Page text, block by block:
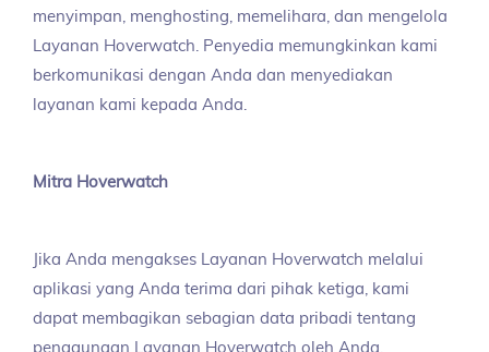
menyimpan, menghosting, memelihara, dan mengelola
Layanan Hoverwatch. Penyedia memungkinkan kami
berkomunikasi dengan Anda dan menyediakan
layanan kami kepada Anda.
Mitra Hoverwatch
Jika Anda mengakses Layanan Hoverwatch melalui
aplikasi yang Anda terima dari pihak ketiga, kami
dapat membagikan sebagian data pribadi tentang
penggunaan Layanan Hoverwatch oleh Anda.